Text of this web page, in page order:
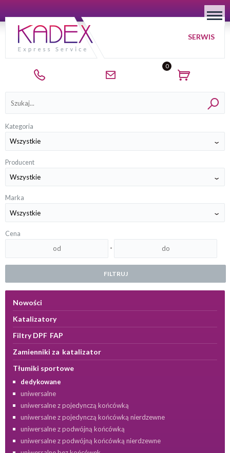
0
SERWIS
Kategoria
Producent
Marka
Cena
-
FILTRUJ
Kategorie
Nowości
Katalizatory
Filtry DPF FAP
Zamienniki za katalizator
Tłumiki sportowe
dedykowane
uniwersalne
uniwersalne z pojedynczą końcówką
uniwersalne z pojedynczą końcówką nierdzewne
uniwersalne z podwójną końcówką
uniwersalne z podwójną końcówką nierdzewne